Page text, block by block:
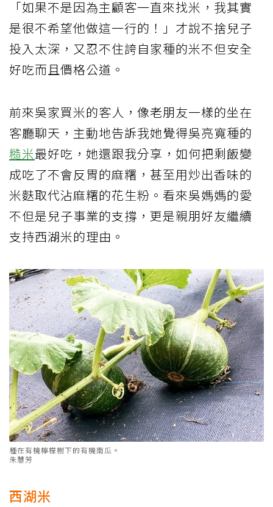
「如果不是因為主顧客一直來找米，我其實
是很不希望他做這一行的！」才說不捨兒子
投入太深，又忍不住誇自家種的米不但安全
好吃而且價格公道。
前來吳家買米的客人，像老朋友一樣的坐在
客廳聊天，主動地告訴我她覺得吳亮寬種的
糙米最好吃，她還跟我分享，如何把剩飯變
成吃了不會反胃的麻糬，甚至用炒出香味的
米麩取代沾麻糬的花生粉。看來吳媽媽的愛
不但是兒子事業的支撐，更是親朋好友繼續
支持西湖米的理由。
種在有機檸檬樹下的有機南瓜。
朱慧芳
西湖米